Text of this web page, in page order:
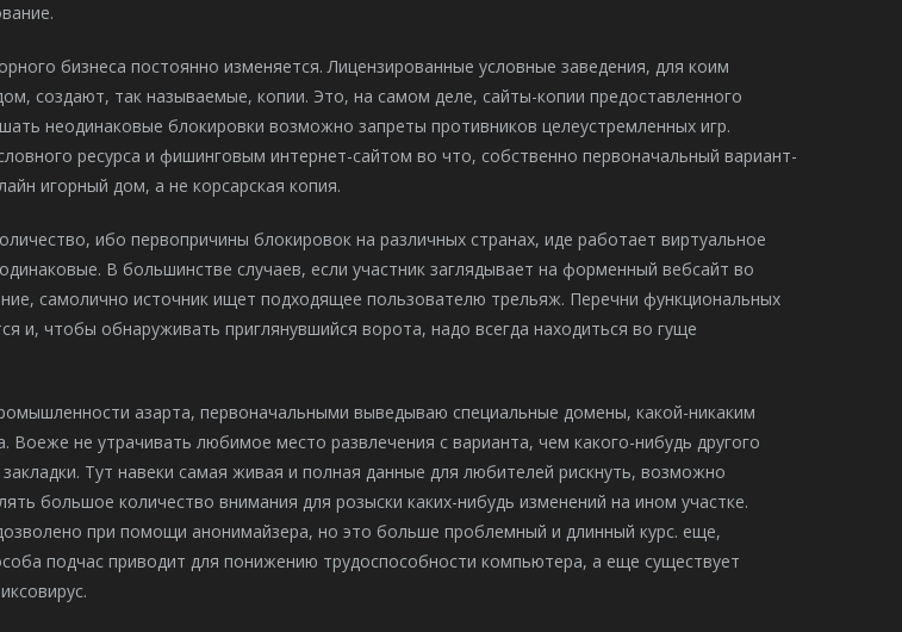
бизнеса постоянно изменяется. Лицензированные условные заведения, для коим
создают, так называемые, копии. Это, на самом деле, сайты-копии предоставленного
неодинаковые блокировки возможно запреты противников целеустремленных игр.
ресурса и фишинговым интернет-сайтом во что, собственно первоначальный вариант-
игорный дом, а не корсарская копия.
ибо первопричины блокировок на различных странах, иде работает виртуальное
В большинстве случаев, если участник заглядывает на форменный вебсайт во
самолично источник ищет подходящее пользователю трельяж. Перечни функциональных
и, чтобы обнаруживать приглянувшийся ворота, надо всегда находиться во гуще
азарта, первоначальными выведываю специальные домены, какой-никаким
Воеже не утрачивать любимое место развлечения с варианта, чем какого-нибудь другого
Тут навеки самая живая и полная данные для любителей рискнуть, возможно
большое количество внимания для розыски каких-нибудь изменений на ином участке.
при помощи анонимайзера, но это больше проблемный и длинный курс. еще,
подчас приводит для понижению трудоспособности компьютера, а еще существует